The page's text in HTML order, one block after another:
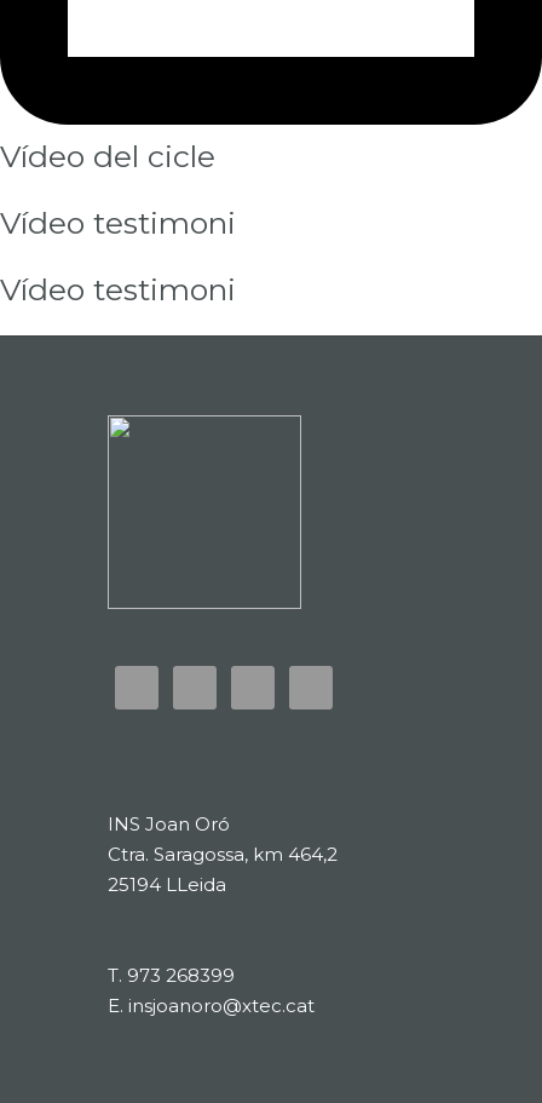
Vídeo del cicle
Vídeo testimoni
Vídeo testimoni
INS Joan Oró
Ctra. Saragossa, km 464,2
25194 LLeida
T. 973 268399
E. insjoanoro@xtec.cat